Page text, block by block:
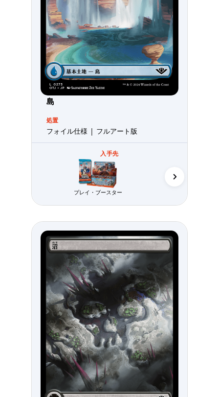
島
処置
フォイル仕様 | フルアート版
入手先
プレイ・ブースター